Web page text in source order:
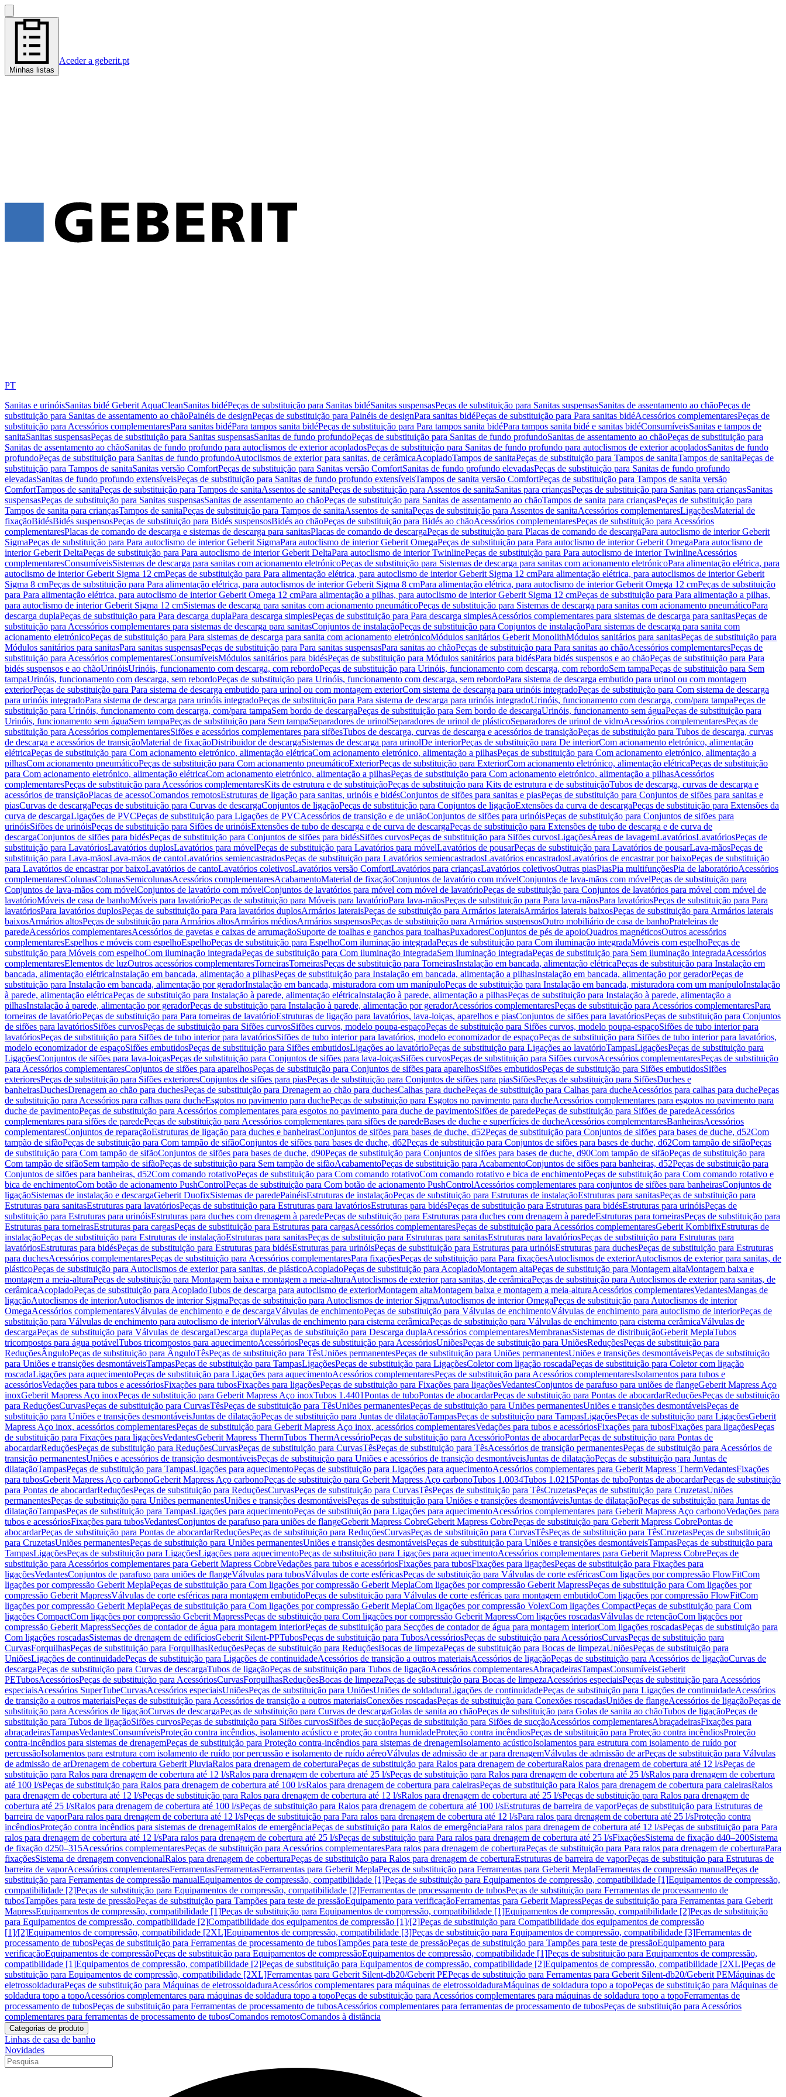
Minhas listas
Aceder a geberit.pt
PT
Sanitas e urinóisSanitas bidé Geberit AquaCleanSanitas bidéPeças de substituição para Sanitas bidéSanitas suspensasPeças de substituição para Sanitas suspensasSanitas de assentamento ao chãoPeças de
substituição para Sanitas de assentamento ao chãoPainéis de designPeças de substituição para Painéis de designPara sanitas bidéPeças de substituição para Para sanitas bidéAcessórios complementaresPeças de
substituição para Acessórios complementaresPara sanitas bidéPara tampos sanita bidéPeças de substituição para Para tampos sanita bidéPara tampos sanita bidé e sanitas bidéConsumíveisSanitas e tampos de
sanitaSanitas suspensasPeças de substituição para Sanitas suspensasSanitas de fundo profundoPeças de substituição para Sanitas de fundo profundoSanitas de assentamento ao chãoPeças de substituição para
Sanitas de assentamento ao chãoSanitas de fundo profundo para autoclismos de exterior acopladosPeças de substituição para Sanitas de fundo profundo para autoclismos de exterior acopladosSanitas de fundo
profundoPeças de substituição para Sanitas de fundo profundoAutoclismos de exterior para sanitas, de cerâmicaAcopladoTampos de sanitaPeças de substituição para Tampos de sanitaTampos de sanitaPeças de
substituição para Tampos de sanitaSanitas versão ComfortPeças de substituição para Sanitas versão ComfortSanitas de fundo profundo elevadasPeças de substituição para Sanitas de fundo profundo
elevadasSanitas de fundo profundo extensíveisPeças de substituição para Sanitas de fundo profundo extensíveisTampos de sanita versão ComfortPeças de substituição para Tampos de sanita versão
ComfortTampos de sanitaPeças de substituição para Tampos de sanitaAssentos de sanitaPeças de substituição para Assentos de sanitaSanitas para criançasPeças de substituição para Sanitas para criançasSanitas
suspensasPeças de substituição para Sanitas suspensasSanitas de assentamento ao chãoPeças de substituição para Sanitas de assentamento ao chãoTampos de sanita para criançasPeças de substituição para
Tampos de sanita para criançasTampos de sanitaPeças de substituição para Tampos de sanitaAssentos de sanitaPeças de substituição para Assentos de sanitaAcessórios complementaresLigaçõesMaterial de
fixaçãoBidésBidés suspensosPeças de substituição para Bidés suspensosBidés ao chãoPeças de substituição para Bidés ao chãoAcessórios complementaresPeças de substituição para Acessórios
complementaresPlacas de comando de descarga e sistemas de descarga para sanitasPlacas de comando de descargaPeças de substituição para Placas de comando de descargaPara autoclismo de interior Geberit
SigmaPeças de substituição para Para autoclismo de interior Geberit SigmaPara autoclismo de interior Geberit OmegaPeças de substituição para Para autoclismo de interior Geberit OmegaPara autoclismo de
interior Geberit DeltaPeças de substituição para Para autoclismo de interior Geberit DeltaPara autoclismo de interior TwinlinePeças de substituição para Para autoclismo de interior TwinlineAcessórios
complementaresConsumíveisSistemas de descarga para sanitas com acionamento eletrónicoPeças de substituição para Sistemas de descarga para sanitas com acionamento eletrónicoPara alimentação elétrica, para
autoclismo de interior Geberit Sigma 12 cmPeças de substituição para Para alimentação elétrica, para autoclismo de interior Geberit Sigma 12 cmPara alimentação elétrica, para autoclismos de interior Geberit
Sigma 8 cmPeças de substituição para Para alimentação elétrica, para autoclismos de interior Geberit Sigma 8 cmPara alimentação elétrica, para autoclismo de interior Geberit Omega 12 cmPeças de substituição
para Para alimentação elétrica, para autoclismo de interior Geberit Omega 12 cmPara alimentação a pilhas, para autoclismo de interior Geberit Sigma 12 cmPeças de substituição para Para alimentação a pilhas,
para autoclismo de interior Geberit Sigma 12 cmSistemas de descarga para sanitas com acionamento pneumáticoPeças de substituição para Sistemas de descarga para sanitas com acionamento pneumáticoPara
descarga duplaPeças de substituição para Para descarga duplaPara descarga simplesPeças de substituição para Para descarga simplesAcessórios complementares para sistemas de descarga para sanitasPeças de
substituição para Acessórios complementares para sistemas de descarga para sanitasConjuntos de instalaçãoPeças de substituição para Conjuntos de instalaçãoPara sistemas de descarga para sanita com
acionamento eletrónicoPeças de substituição para Para sistemas de descarga para sanita com acionamento eletrónicoMódulos sanitários Geberit MonolithMódulos sanitários para sanitasPeças de substituição para
Módulos sanitários para sanitasPara sanitas suspensasPeças de substituição para Para sanitas suspensasPara sanitas ao chãoPeças de substituição para Para sanitas ao chãoAcessórios complementaresPeças de
substituição para Acessórios complementaresConsumíveisMódulos sanitários para bidésPeças de substituição para Módulos sanitários para bidésPara bidés suspensos e ao chãoPeças de substituição para Para
bidés suspensos e ao chãoUrinóisUrinóis, funcionamento com descarga, com rebordoPeças de substituição para Urinóis, funcionamento com descarga, com rebordoSem tampaPeças de substituição para Sem
tampaUrinóis, funcionamento com descarga, sem rebordoPeças de substituição para Urinóis, funcionamento com descarga, sem rebordoPara sistema de descarga embutido para urinol ou com montagem
exteriorPeças de substituição para Para sistema de descarga embutido para urinol ou com montagem exteriorCom sistema de descarga para urinóis integradoPeças de substituição para Com sistema de descarga
para urinóis integradoPara sistema de descarga para urinóis integradoPeças de substituição para Para sistema de descarga para urinóis integradoUrinóis, funcionamento com descarga, com/para tampaPeças de
substituição para Urinóis, funcionamento com descarga, com/para tampaSem bordo de descargaPeças de substituição para Sem bordo de descargaUrinóis, funcionamento sem águaPeças de substituição para
Urinóis, funcionamento sem águaSem tampaPeças de substituição para Sem tampaSeparadores de urinolSeparadores de urinol de plásticoSeparadores de urinol de vidroAcessórios complementaresPeças de
substituição para Acessórios complementaresSifões e acessórios complementares para sifõesTubos de descarga, curvas de descarga e acessórios de transiçãoPeças de substituição para Tubos de descarga, curvas
de descarga e acessórios de transiçãoMaterial de fixaçãoDistribuidor de descargaSistemas de descarga para urinolDe interiorPeças de substituição para De interiorCom acionamento eletrónico, alimentação
elétricaPeças de substituição para Com acionamento eletrónico, alimentação elétricaCom acionamento eletrónico, alimentação a pilhasPeças de substituição para Com acionamento eletrónico, alimentação a
pilhasCom acionamento pneumáticoPeças de substituição para Com acionamento pneumáticoExteriorPeças de substituição para ExteriorCom acionamento eletrónico, alimentação elétricaPeças de substituição
para Com acionamento eletrónico, alimentação elétricaCom acionamento eletrónico, alimentação a pilhasPeças de substituição para Com acionamento eletrónico, alimentação a pilhasAcessórios
complementaresPeças de substituição para Acessórios complementaresKits de estrutura e de substituiçãoPeças de substituição para Kits de estrutura e de substituiçãoTubos de descarga, curvas de descarga e
acessórios de transiçãoPlacas de acessoComandos remotosEstruturas de ligação para sanitas, urinóis e bidésConjuntos de sifões para sanitas e piasPeças de substituição para Conjuntos de sifões para sanitas e
piasCurvas de descargaPeças de substituição para Curvas de descargaConjuntos de ligaçãoPeças de substituição para Conjuntos de ligaçãoExtensões da curva de descargaPeças de substituição para Extensões da
curva de descargaLigações de PVCPeças de substituição para Ligações de PVCAcessórios de transição e de uniãoConjuntos de sifões para urinóisPeças de substituição para Conjuntos de sifões para
urinóisSifões de urinóisPeças de substituição para Sifões de urinóisExtensões de tubo de descarga e de curva de descargaPeças de substituição para Extensões de tubo de descarga e de curva de
descargaConjuntos de sifões para bidésPeças de substituição para Conjuntos de sifões para bidésSifões curvosPeças de substituição para Sifões curvosLigaçõesÁreas de lavagemLavatóriosLavatóriosPeças de
substituição para LavatóriosLavatórios duplosLavatórios para móvelPeças de substituição para Lavatórios para móvelLavatórios de pousarPeças de substituição para Lavatórios de pousarLava-mãosPeças de
substituição para Lava-mãosLava-mãos de cantoLavatórios semiencastradosPeças de substituição para Lavatórios semiencastradosLavatórios encastradosLavatórios de encastrar por baixoPeças de substituição
para Lavatórios de encastrar por baixoLavatórios de cantoLavatórios coletivosLavatórios versão ComfortLavatórios para criançasLavatórios coletivosOutras piasPiasPia multifunçõesPia de laboratórioAcessórios
complementaresColunasColunasSemicolunasAcessórios complementaresAcabamentoMaterial de fixaçãoConjuntos de lavatório com móvelConjuntos de lava-mãos com móvelPeças de substituição para
Conjuntos de lava-mãos com móvelConjuntos de lavatório com móvelConjuntos de lavatórios para móvel com móvel de lavatórioPeças de substituição para Conjuntos de lavatórios para móvel com móvel de
lavatórioMóveis de casa de banhoMóveis para lavatórioPeças de substituição para Móveis para lavatórioPara lava-mãosPeças de substituição para Para lava-mãosPara lavatóriosPeças de substituição para Para
lavatóriosPara lavatórios duplosPeças de substituição para Para lavatórios duplosArmários lateraisPeças de substituição para Armários lateraisArmários laterais baixosPeças de substituição para Armários laterais
baixosArmários altosPeças de substituição para Armários altosArmários médiosArmários suspensosPeças de substituição para Armários suspensosOutro mobiliário de casa de banhoPrateleiras de
paredeAcessórios complementaresAcessórios de gavetas e caixas de arrumaçãoSuporte de toalhas e ganchos para toalhasPuxadoresConjuntos de pés de apoioQuadros magnéticosOutros acessórios
complementaresEspelhos e móveis com espelhoEspelhoPeças de substituição para EspelhoCom iluminação integradaPeças de substituição para Com iluminação integradaMóveis com espelhoPeças de
substituição para Móveis com espelhoCom iluminação integradaPeças de substituição para Com iluminação integradaSem iluminação integradaPeças de substituição para Sem iluminação integradaAcessórios
complementaresElementos de luzOutros acessórios complementaresTorneirasTorneirasPeças de substituição para TorneirasInstalação em bancada, alimentação elétricaPeças de substituição para Instalação em
bancada, alimentação elétricaInstalação em bancada, alimentação a pilhasPeças de substituição para Instalação em bancada, alimentação a pilhasInstalação em bancada, alimentação por geradorPeças de
substituição para Instalação em bancada, alimentação por geradorInstalação em bancada, misturadora com um manípuloPeças de substituição para Instalação em bancada, misturadora com um manípuloInstalação
à parede, alimentação elétricaPeças de substituição para Instalação à parede, alimentação elétricaInstalação à parede, alimentação a pilhasPeças de substituição para Instalação à parede, alimentação a
pilhasInstalação à parede, alimentação por geradorPeças de substituição para Instalação à parede, alimentação por geradorAcessórios complementaresPeças de substituição para Acessórios complementaresPara
torneiras de lavatórioPeças de substituição para Para torneiras de lavatórioEstruturas de ligação para lavatórios, lava-loiças, aparelhos e piasConjuntos de sifões para lavatóriosPeças de substituição para Conjuntos
de sifões para lavatóriosSifões curvosPeças de substituição para Sifões curvosSifões curvos, modelo poupa-espaçoPeças de substituição para Sifões curvos, modelo poupa-espaçoSifões de tubo interior para
lavatóriosPeças de substituição para Sifões de tubo interior para lavatóriosSifões de tubo interior para lavatórios, modelo economizador de espaçoPeças de substituição para Sifões de tubo interior para lavatórios,
modelo economizador de espaçoSifões embutidosPeças de substituição para Sifões embutidosLigações ao lavatórioPeças de substituição para Ligações ao lavatórioTampasLigaçõesPeças de substituição para
LigaçõesConjuntos de sifões para lava-loiçasPeças de substituição para Conjuntos de sifões para lava-loiçasSifões curvosPeças de substituição para Sifões curvosAcessórios complementaresPeças de substituição
para Acessórios complementaresConjuntos de sifões para aparelhosPeças de substituição para Conjuntos de sifões para aparelhosSifões embutidosPeças de substituição para Sifões embutidosSifões
exterioresPeças de substituição para Sifões exterioresConjuntos de sifões para piasPeças de substituição para Conjuntos de sifões para piasSifõesPeças de substituição para SifõesDuches e
banheirasDuchesDrenagem ao chão para duchesPeças de substituição para Drenagem ao chão para duchesCalhas para duchePeças de substituição para Calhas para ducheAcessórios para calhas para duchePeças
de substituição para Acessórios para calhas para ducheEsgotos no pavimento para duchePeças de substituição para Esgotos no pavimento para ducheAcessórios complementares para esgotos no pavimento para
duche de pavimentoPeças de substituição para Acessórios complementares para esgotos no pavimento para duche de pavimentoSifões de paredePeças de substituição para Sifões de paredeAcessórios
complementares para sifões de paredePeças de substituição para Acessórios complementares para sifões de paredeBases de duche e superfícies de ducheAcessórios complementaresBanheirasAcessórios
complementaresConjuntos de reparaçãoEstruturas de ligação para duches e banheirasConjuntos de sifões para bases de duche, d52Peças de substituição para Conjuntos de sifões para bases de duche, d52Com
tampão de sifãoPeças de substituição para Com tampão de sifãoConjuntos de sifões para bases de duche, d62Peças de substituição para Conjuntos de sifões para bases de duche, d62Com tampão de sifãoPeças
de substituição para Com tampão de sifãoConjuntos de sifões para bases de duche, d90Peças de substituição para Conjuntos de sifões para bases de duche, d90Com tampão de sifãoPeças de substituição para
Com tampão de sifãoSem tampão de sifãoPeças de substituição para Sem tampão de sifãoAcabamentoPeças de substituição para AcabamentoConjuntos de sifões para banheiras, d52Peças de substituição para
Conjuntos de sifões para banheiras, d52Com comando rotativoPeças de substituição para Com comando rotativoCom comando rotativo e bica de enchimentoPeças de substituição para Com comando rotativo e
bica de enchimentoCom botão de acionamento PushControlPeças de substituição para Com botão de acionamento PushControlAcessórios complementares para conjuntos de sifões para banheirasConjuntos de
ligaçãoSistemas de instalação e descargaGeberit DuofixSistemas de paredePainéisEstruturas de instalaçãoPeças de substituição para Estruturas de instalaçãoEstruturas para sanitasPeças de substituição para
Estruturas para sanitasEstruturas para lavatóriosPeças de substituição para Estruturas para lavatóriosEstruturas para bidésPeças de substituição para Estruturas para bidésEstruturas para urinóisPeças de
substituição para Estruturas para urinóisEstruturas para duches com drenagem à paredePeças de substituição para Estruturas para duches com drenagem à paredeEstruturas para torneirasPeças de substituição para
Estruturas para torneirasEstruturas para cargasPeças de substituição para Estruturas para cargasAcessórios complementaresPeças de substituição para Acessórios complementaresGeberit KombifixEstruturas de
instalaçãoPeças de substituição para Estruturas de instalaçãoEstruturas para sanitasPeças de substituição para Estruturas para sanitasEstruturas para lavatóriosPeças de substituição para Estruturas para
lavatóriosEstruturas para bidésPeças de substituição para Estruturas para bidésEstruturas para urinóisPeças de substituição para Estruturas para urinóisEstruturas para duchesPeças de substituição para Estruturas
para duchesAcessórios complementaresPeças de substituição para Acessórios complementaresPara fixaçõesPeças de substituição para Para fixaçõesAutoclismos de exteriorAutoclismos de exterior para sanitas, de
plásticoPeças de substituição para Autoclismos de exterior para sanitas, de plásticoAcopladoPeças de substituição para AcopladoMontagem altaPeças de substituição para Montagem altaMontagem baixa e
montagem a meia-alturaPeças de substituição para Montagem baixa e montagem a meia-alturaAutoclismos de exterior para sanitas, de cerâmicaPeças de substituição para Autoclismos de exterior para sanitas, de
cerâmicaAcopladoPeças de substituição para AcopladoTubos de descarga para autoclismo de exteriorMontagem altaMontagem baixa e montagem a meia-alturaAcessórios complementaresVedantesMangas de
ligaçãoAutoclismos de interiorAutoclismos de interior SigmaPeças de substituição para Autoclismos de interior SigmaAutoclismos de interior OmegaPeças de substituição para Autoclismos de interior
OmegaAcessórios complementaresVálvulas de enchimento e de descargaVálvulas de enchimentoPeças de substituição para Válvulas de enchimentoVálvulas de enchimento para autoclismo de interiorPeças de
substituição para Válvulas de enchimento para autoclismo de interiorVálvulas de enchimento para cisterna cerâmicaPeças de substituição para Válvulas de enchimento para cisterna cerâmicaVálvulas de
descargaPeças de substituição para Válvulas de descargaDescarga duplaPeças de substituição para Descarga duplaAcessórios complementaresMembranasSistemas de distribuiçãoGeberit MeplaTubos
tricompostos para água potávelTubos tricompostos para aquecimentoAcessóriosPeças de substituição para AcessóriosUniõesPeças de substituição para UniõesReduçõesPeças de substituição para
ReduçõesÂnguloPeças de substituição para ÂnguloTêsPeças de substituição para TêsUniões permanentesPeças de substituição para Uniões permanentesUniões e transições desmontáveisPeças de substituição
para Uniões e transições desmontáveisTampasPeças de substituição para TampasLigaçõesPeças de substituição para LigaçõesColetor com ligação roscadaPeças de substituição para Coletor com ligação
roscadaLigações para aquecimentoPeças de substituição para Ligações para aquecimentoAcessórios complementaresPeças de substituição para Acessórios complementaresIsolamentos para tubos e
acessóriosVedações para tubos e acessóriosFixações para tubosFixações para ligaçõesPeças de substituição para Fixações para ligaçõesVedantesConjuntos de parafuso para uniões de flangeGeberit Mapress Aço
inoxGeberit Mapress Aço inoxPeças de substituição para Geberit Mapress Aço inoxTubos 1.4401Pontas de tuboPontas de abocardarPeças de substituição para Pontas de abocardarReduçõesPeças de substituição
para ReduçõesCurvasPeças de substituição para CurvasTêsPeças de substituição para TêsUniões permanentesPeças de substituição para Uniões permanentesUniões e transições desmontáveisPeças de
substituição para Uniões e transições desmontáveisJuntas de dilataçãoPeças de substituição para Juntas de dilataçãoTampasPeças de substituição para TampasLigaçõesPeças de substituição para LigaçõesGeberit
Mapress Aço inox, acessórios complementaresPeças de substituição para Geberit Mapress Aço inox, acessórios complementaresVedações para tubos e acessóriosFixações para tubosFixações para ligaçõesPeças
de substituição para Fixações para ligaçõesVedantesGeberit Mapress ThermTubos ThermAcessórioPeças de substituição para AcessórioPontas de abocardarPeças de substituição para Pontas de
abocardarReduçõesPeças de substituição para ReduçõesCurvasPeças de substituição para CurvasTêsPeças de substituição para TêsAcessórios de transição permanentesPeças de substituição para Acessórios de
transição permanentesUniões e acessórios de transição desmontáveisPeças de substituição para Uniões e acessórios de transição desmontáveisJuntas de dilataçãoPeças de substituição para Juntas de
dilataçãoTampasPeças de substituição para TampasLigações para aquecimentoPeças de substituição para Ligações para aquecimentoAcessórios complementares para Geberit Mapress ThermVedantesFixações
para tubosGeberit Mapress Aço carbonoGeberit Mapress Aço carbonoPeças de substituição para Geberit Mapress Aço carbonoTubos 1.0034Tubos 1.0215Pontas de tuboPontas de abocardarPeças de substituição
para Pontas de abocardarReduçõesPeças de substituição para ReduçõesCurvasPeças de substituição para CurvasTêsPeças de substituição para TêsCruzetasPeças de substituição para CruzetasUniões
permanentesPeças de substituição para Uniões permanentesUniões e transições desmontáveisPeças de substituição para Uniões e transições desmontáveisJuntas de dilataçãoPeças de substituição para Juntas de
dilataçãoTampasPeças de substituição para TampasLigações para aquecimentoPeças de substituição para Ligações para aquecimentoAcessórios complementares para Geberit Mapress Aço carbonoVedações para
tubos e acessóriosFixações para tubosVedantesConjuntos de parafuso para uniões de flangeGeberit Mapress CobreGeberit Mapress CobrePeças de substituição para Geberit Mapress CobrePontas de
abocardarPeças de substituição para Pontas de abocardarReduçõesPeças de substituição para ReduçõesCurvasPeças de substituição para CurvasTêsPeças de substituição para TêsCruzetasPeças de substituição
para CruzetasUniões permanentesPeças de substituição para Uniões permanentesUniões e transições desmontáveisPeças de substituição para Uniões e transições desmontáveisTampasPeças de substituição para
TampasLigaçõesPeças de substituição para LigaçõesLigações para aquecimentoPeças de substituição para Ligações para aquecimentoAcessórios complementares para Geberit Mapress CobrePeças de
substituição para Acessórios complementares para Geberit Mapress CobreVedações para tubos e acessóriosFixações para tubosFixações para ligaçõesPeças de substituição para Fixações para
ligaçõesVedantesConjuntos de parafuso para uniões de flangeVálvulas para tubosVálvulas de corte esféricasPeças de substituição para Válvulas de corte esféricasCom ligações por compressão FlowFitCom
ligações por compressão Geberit MeplaPeças de substituição para Com ligações por compressão Geberit MeplaCom ligações por compressão Geberit MapressPeças de substituição para Com ligações por
compressão Geberit MapressVálvulas de corte esféricas para montagem embutidoPeças de substituição para Válvulas de corte esféricas para montagem embutidoCom ligações por compressão FlowFitCom
ligações por compressão Geberit MeplaPeças de substituição para Com ligações por compressão Geberit MeplaCom ligações por compressão VolexCom ligações CompactPeças de substituição para Com
ligações CompactCom ligações por compressão Geberit MapressPeças de substituição para Com ligações por compressão Geberit MapressCom ligações roscadasVálvulas de retençãoCom ligações por
compressão Geberit MapressSecções de contador de água para montagem interiorPeças de substituição para Secções de contador de água para montagem interiorCom ligações roscadasPeças de substituição para
Com ligações roscadasSistemas de drenagem de edifíciosGeberit Silent-PPTubosPeças de substituição para TubosAcessóriosPeças de substituição para AcessóriosCurvasPeças de substituição para
CurvasForquilhasPeças de substituição para ForquilhasReduçõesPeças de substituição para ReduçõesBocas de limpezaPeças de substituição para Bocas de limpezaUniõesPeças de substituição para
UniõesLigações de continuidadePeças de substituição para Ligações de continuidadeAcessórios de transição a outros materiaisAcessórios de ligaçãoPeças de substituição para Acessórios de ligaçãoCurvas de
descargaPeças de substituição para Curvas de descargaTubos de ligaçãoPeças de substituição para Tubos de ligaçãoAcessórios complementaresAbraçadeirasTampasConsumíveisGeberit
PETubosAcessóriosPeças de substituição para AcessóriosCurvasForquilhasReduçõesBocas de limpezaPeças de substituição para Bocas de limpezaAcessórios especiaisPeças de substituição para Acessórios
especiaisAcessórios SuperTubeCurvasAcessórios especiaisUniõesPeças de substituição para UniõesUniões de soldaduraLigações de continuidadePeças de substituição para Ligações de continuidadeAcessórios
de transição a outros materiaisPeças de substituição para Acessórios de transição a outros materiaisConexões roscadasPeças de substituição para Conexões roscadasUniões de flangeAcessórios de ligaçãoPeças de
substituição para Acessórios de ligaçãoCurvas de descargaPeças de substituição para Curvas de descargaGolas de sanita ao chãoPeças de substituição para Golas de sanita ao chãoTubos de ligaçãoPeças de
substituição para Tubos de ligaçãoSifões curvosPeças de substituição para Sifões curvosSifões de sucçãoPeças de substituição para Sifões de sucçãoAcessórios complementaresAbraçadeirasFixações para
abraçadeirasTampasVedantesConsumíveisProteção contra incêndios, isolamento acústico e proteção contra humidadeProteção contra incêndiosPeças de substituição para Proteção contra incêndiosProteção
contra-incêndios para sistemas de drenagemPeças de substituição para Proteção contra-incêndios para sistemas de drenagemIsolamento acústicoIsolamentos para estrutura com isolamento de ruído por
percussãoIsolamentos para estrutura com isolamento de ruído por percussão e isolamento de ruído aéreoVálvulas de admissão de ar para drenagemVálvulas de admissão de arPeças de substituição para Válvulas
de admissão de arDrenagem de cobertura Geberit PluviaRalos para drenagem de coberturaPeças de substituição para Ralos para drenagem de coberturaRalos para drenagem de cobertura até 12 l/sPeças de
substituição para Ralos para drenagem de cobertura até 12 l/sRalos para drenagem de cobertura até 25 l/sPeças de substituição para Ralos para drenagem de cobertura até 25 l/sRalos para drenagem de cobertura
até 100 l/sPeças de substituição para Ralos para drenagem de cobertura até 100 l/sRalos para drenagem de cobertura para caleirasPeças de substituição para Ralos para drenagem de cobertura para caleirasRalos
para drenagem de cobertura até 12 l/sPeças de substituição para Ralos para drenagem de cobertura até 12 l/sRalos para drenagem de cobertura até 25 l/sPeças de substituição para Ralos para drenagem de
cobertura até 25 l/sRalos para drenagem de cobertura até 100 l/sPeças de substituição para Ralos para drenagem de cobertura até 100 l/sEstruturas de barreira de vaporPeças de substituição para Estruturas de
barreira de vaporPara ralos para drenagem de cobertura até 12 l/sPeças de substituição para Para ralos para drenagem de cobertura até 12 l/sPara ralos para drenagem de cobertura até 25 l/sProteção contra
incêndiosProteção contra incêndios para sistemas de drenagemRalos de emergênciaPeças de substituição para Ralos de emergênciaPara ralos para drenagem de cobertura até 12 l/sPeças de substituição para Para
ralos para drenagem de cobertura até 12 l/sPara ralos para drenagem de cobertura até 25 l/sPeças de substituição para Para ralos para drenagem de cobertura até 25 l/sFixaçõesSistema de fixação d40–200Sistema
de fixação d250–315Acessórios complementaresPeças de substituição para Acessórios complementaresPara ralos para drenagem de coberturaPeças de substituição para Para ralos para drenagem de coberturaPara
fixaçõesSistema de drenagem convencionalRalos para drenagem de coberturaPeças de substituição para Ralos para drenagem de coberturaEstruturas de barreira de vaporPeças de substituição para Estruturas de
barreira de vaporAcessórios complementaresFerramentasFerramentasFerramentas para Geberit MeplaPeças de substituição para Ferramentas para Geberit MeplaFerramentas de compressão manualPeças de
substituição para Ferramentas de compressão manualEquipamentos de compressão, compatibilidade [1]Peças de substituição para Equipamentos de compressão, compatibilidade [1]Equipamentos de compressão,
compatibilidade [2]Peças de substituição para Equipamentos de compressão, compatibilidade [2]Ferramentas de processamento de tubosPeças de substituição para Ferramentas de processamento de
tubosTampões para teste de pressãoPeças de substituição para Tampões para teste de pressãoEquipamento para verificaçãoFerramentas para Geberit MapressPeças de substituição para Ferramentas para Geberit
MapressEquipamentos de compressão, compatibilidade [1]Peças de substituição para Equipamentos de compressão, compatibilidade [1]Equipamentos de compressão, compatibilidade [2]Peças de substituição
para Equipamentos de compressão, compatibilidade [2]Compatibilidade dos equipamentos de compressão [1]/[2]Peças de substituição para Compatibilidade dos equipamentos de compressão
[1]/[2]Equipamentos de compressão, compatibilidade [2XL]Equipamentos de compressão, compatibilidade [3]Peças de substituição para Equipamentos de compressão, compatibilidade [3]Ferramentas de
processamento de tubosPeças de substituição para Ferramentas de processamento de tubosTampões para teste de pressãoPeças de substituição para Tampões para teste de pressãoEquipamento para
verificaçãoEquipamentos de compressãoPeças de substituição para Equipamentos de compressãoEquipamentos de compressão, compatibilidade [1]Peças de substituição para Equipamentos de compressão,
compatibilidade [1]Equipamentos de compressão, compatibilidade [2]Peças de substituição para Equipamentos de compressão, compatibilidade [2]Equipamentos de compressão, compatibilidade [2XL]Peças de
substituição para Equipamentos de compressão, compatibilidade [2XL]Ferramentas para Geberit Silent-db20/Geberit PEPeças de substituição para Ferramentas para Geberit Silent-db20/Geberit PEMáquinas de
eletrossoldaduraPeças de substituição para Máquinas de eletrossoldaduraAcessórios complementares para máquinas de eletrossoldaduraMáquinas de soldadura topo a topoPeças de substituição para Máquinas de
soldadura topo a topoAcessórios complementares para máquinas de soldadura topo a topoPeças de substituição para Acessórios complementares para máquinas de soldadura topo a topoFerramentas de
processamento de tubosPeças de substituição para Ferramentas de processamento de tubosAcessórios complementares para ferramentas de processamento de tubosPeças de substituição para Acessórios
complementares para ferramentas de processamento de tubosComandos remotosComandos à distância
Categorias de produto
Linhas de casa de banho
Novidades